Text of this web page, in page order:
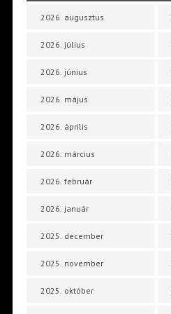
2026. augusztus
2026. július
2026. június
2026. május
2026. április
2026. március
2026. február
2026. január
2025. december
2025. november
2025. október